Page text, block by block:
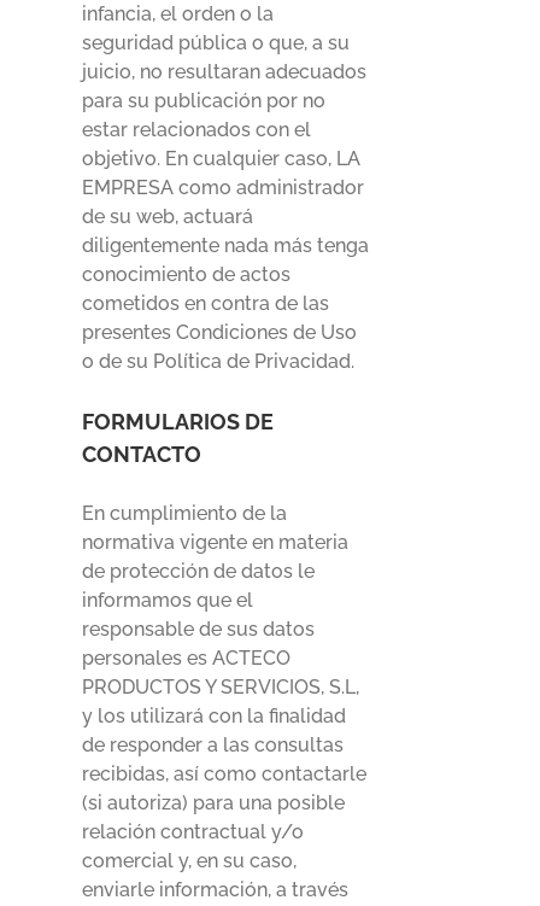
infancia, el orden o la
seguridad pública o que, a su
juicio, no resultaran adecuados
para su publicación por no
estar relacionados con el
objetivo. En cualquier caso, LA
EMPRESA como administrador
de su web, actuará
diligentemente nada más tenga
conocimiento de actos
cometidos en contra de las
presentes Condiciones de Uso
o de su Política de Privacidad.
FORMULARIOS DE
CONTACTO
En cumplimiento de la
normativa vigente en materia
de protección de datos le
informamos que el
responsable de sus datos
personales es ACTECO
PRODUCTOS Y SERVICIOS, S.L,
y los utilizará con la finalidad
de responder a las consultas
recibidas, así como contactarle
(si autoriza) para una posible
relación contractual y/o
comercial y, en su caso,
enviarle información, a través